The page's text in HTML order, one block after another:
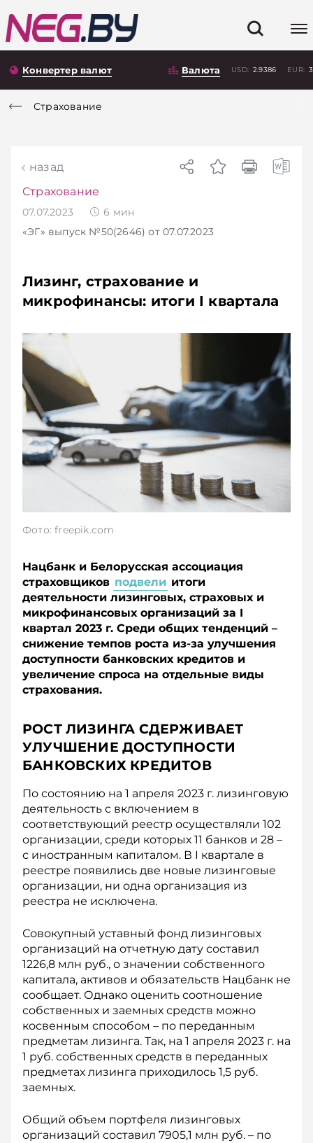
Конвертер валют Валюта USD: 2.9386 EUR:
Страхование
назад
Страхование
07.07.2023 6 мин
«ЭГ» выпуск №50(2646) от 07.07.2023
Лизинг, страхование и
микрофинансы: итоги I квартала
Фото: freepik.com
Нацбанк и Белорусская ассоциация
страховщиков подвели итоги
деятельности лизинговых, страховых и
микрофинансовых организаций за I
квартал 2023 г. Среди общих тенденций –
снижение темпов роста из-за улучшения
доступности банковских кредитов и
увеличение спроса на отдельные виды
страхования.
РОСТ ЛИЗИНГА СДЕРЖИВАЕТ
УЛУЧШЕНИЕ ДОСТУПНОСТИ
БАНКОВСКИХ КРЕДИТОВ
По состоянию на 1 апреля 2023 г. лизинговую
деятельность с включением в
соответствующий реестр осуществляли 102
организации, среди которых 11 банков и 28 –
с иностранным капиталом. В I квартале в
реестре появились две новые лизинговые
организации, ни одна организация из
реестра не исключена.
Совокупный уставный фонд лизинговых
организаций на отчетную дату составил
1226,8 млн руб., о значении собственного
капитала, активов и обязательств Нацбанк не
сообщает. Однако оценить соотношение
собственных и заемных средств можно
косвенным способом – по переданным
предметам лизинга. Так, на 1 апреля 2023 г. на
1 руб. собственных средств в переданных
предметах лизинга приходилось 1,5 руб.
заемных.
Общий объем портфеля лизинговых
организаций составил 7905,1 млн руб. – по